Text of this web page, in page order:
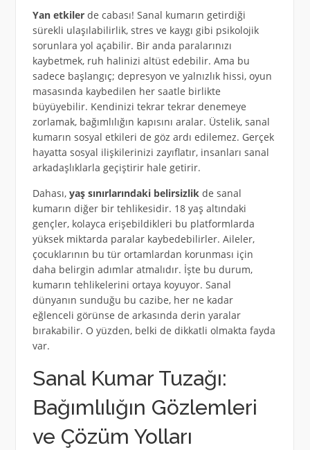
Yan etkilerde cabası! Sanal kumarın getirdiği
sürekli ulaşılabilirlik, stres ve kaygı gibi psikolojik
sorunlara yol açabilir. Bir anda paralarınızı
kaybetmek, ruh halinizi altüst edebilir. Ama bu
sadece başlangıç; depresyon ve yalnızlık hissi, oyun
masasında kaybedilen her saatle birlikte
büyüyebilir. Kendinizi tekrar tekrar denemeye
zorlamak, bağımlılığın kapısını aralar. Üstelik, sanal
kumarın sosyal etkileri de göz ardı edilemez. Gerçek
hayatta sosyal ilişkilerinizi zayıflatır, insanları sanal
arkadaşlıklarla geçiştirir hale getirir.
Dahası, yaş sınırlarındaki belirsizlikde sanal
kumarın diğer bir tehlikesidir. 18 yaş altındaki
gençler, kolayca erişebildikleri bu platformlarda
yüksek miktarda paralar kaybedebilirler. Aileler,
çocuklarının bu tür ortamlardan korunması için
daha belirgin adımlar atmalıdır. İşte bu durum,
kumarın tehlikelerini ortaya koyuyor. Sanal
dünyanın sunduğu bu cazibe, her ne kadar
eğlenceli görünse de arkasında derin yaralar
bırakabilir. O yüzden, belki de dikkatli olmakta fayda
var.
Sanal Kumar Tuzağı:
Bağımlılığın Gözlemleri
ve Çözüm Yolları